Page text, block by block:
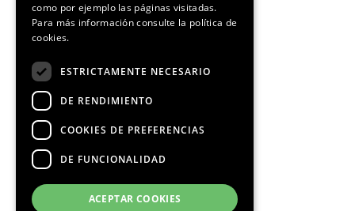
como por ejemplo las páginas visitadas.
Para más información consulte la política de
cookies.
ESTRICTAMENTE NECESARIO
DE RENDIMIENTO
COOKIES DE PREFERENCIAS
DE FUNCIONALIDAD
ACEPTAR COOKIES